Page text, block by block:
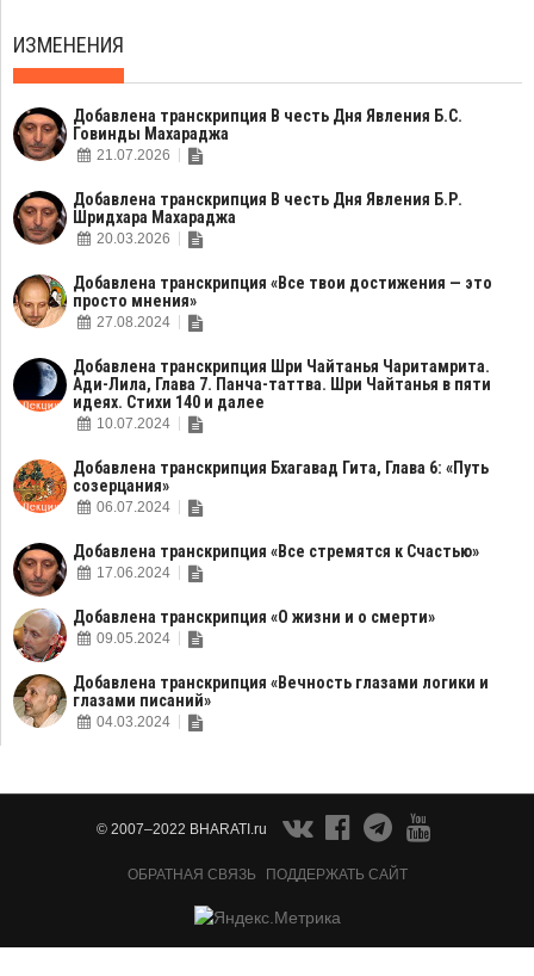
ИЗМЕНЕНИЯ
Добавлена транскрипция В честь Дня Явления Б.С.
Говинды Махараджа
21.07.2026
Добавлена транскрипция В честь Дня Явления Б.Р.
Шридхара Махараджа
20.03.2026
Добавлена транскрипция «Все твои достижения — это
просто мнения»
27.08.2024
Добавлена транскрипция Шри Чайтанья Чаритамрита.
Ади-Лила, Глава 7. Панча-таттва. Шри Чайтанья в пяти
идеях. Стихи 140 и далее
10.07.2024
Добавлена транскрипция Бхагавад Гита, Глава 6: «Путь
созерцания»
06.07.2024
Добавлена транскрипция «Все стремятся к Счастью»
17.06.2024
Добавлена транскрипция «О жизни и о смерти»
09.05.2024
Добавлена транскрипция «Вечность глазами логики и
глазами писаний»
04.03.2024
© 2007–2022 BHARATI.ru
ОБРАТНАЯ СВЯЗЬ ПОДДЕРЖАТЬ САЙТ